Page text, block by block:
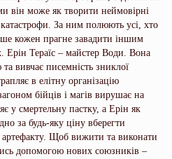
він може як творити неймовірні
За ним полюють усі, хто
кожен прагне завадити іншим
Тераїс – майстер Води. Вона
вивчає писемність зниклої
в елітну організацію
бійців і магів вирушає на
у смертельну пастку, а Ерін як
за будь-яку ціну вберегти
Щоб вижити та виконати
допомогою нових союзників –